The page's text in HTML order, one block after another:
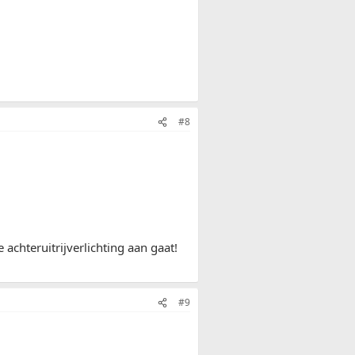
#8
achteruitrijverlichting aan gaat!
#9